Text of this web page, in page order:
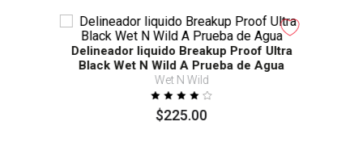
Delineador liquido Breakup Proof Ultra
Black Wet N Wild A Prueba de Agua
Wet N Wild
$225.00